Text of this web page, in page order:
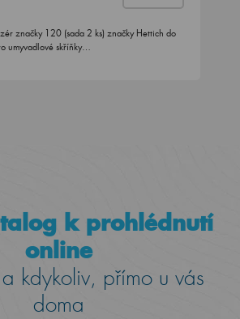
značky 120 (sada 2 ks) značky Hettich do
umyvadlové skříňky…
k prohlédnutí
online
kdykoliv, přímo u vás
doma